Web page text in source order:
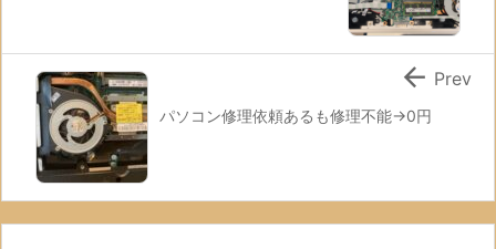
パソコン修理依頼あるも修理不能→0円
 Prev